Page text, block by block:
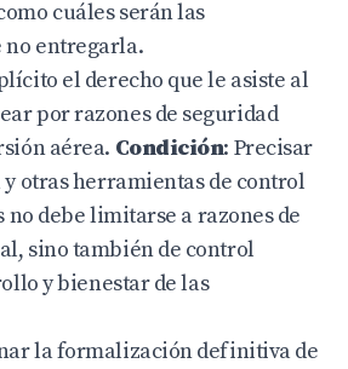
cuáles serán las
no entregarla.
el derecho que le asiste al
por razones de seguridad
aérea. Condición: Precisar
y otras herramientas de control
debe limitarse a razones de
sino también de control
y bienestar de las
la formalización definitiva de